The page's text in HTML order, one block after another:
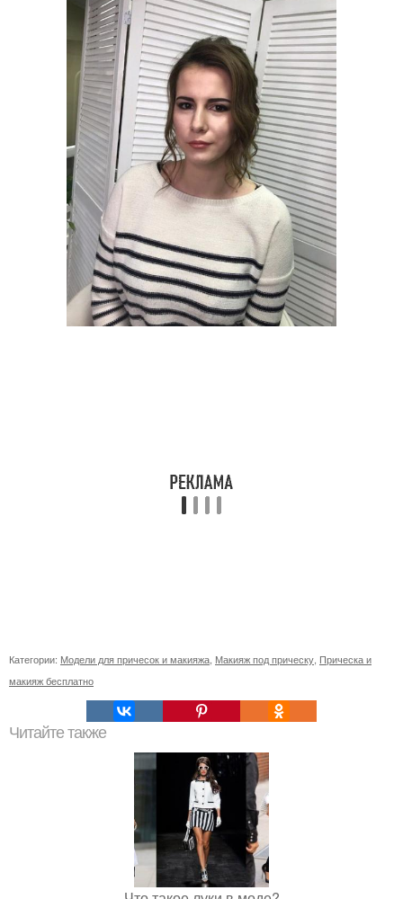
Категории: Модели для причесок и макияжа, Макияж под прическу, Прическа и
макияж бесплатно
Читайте также